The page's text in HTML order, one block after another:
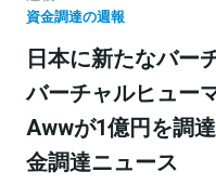
資金調達の週報
日本に新たなバー
バーチャルヒュー
Awwが1億円を調
金調達ニュース